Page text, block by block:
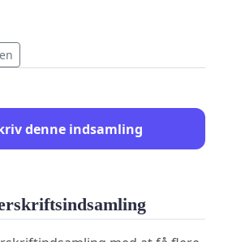
denne indsamling